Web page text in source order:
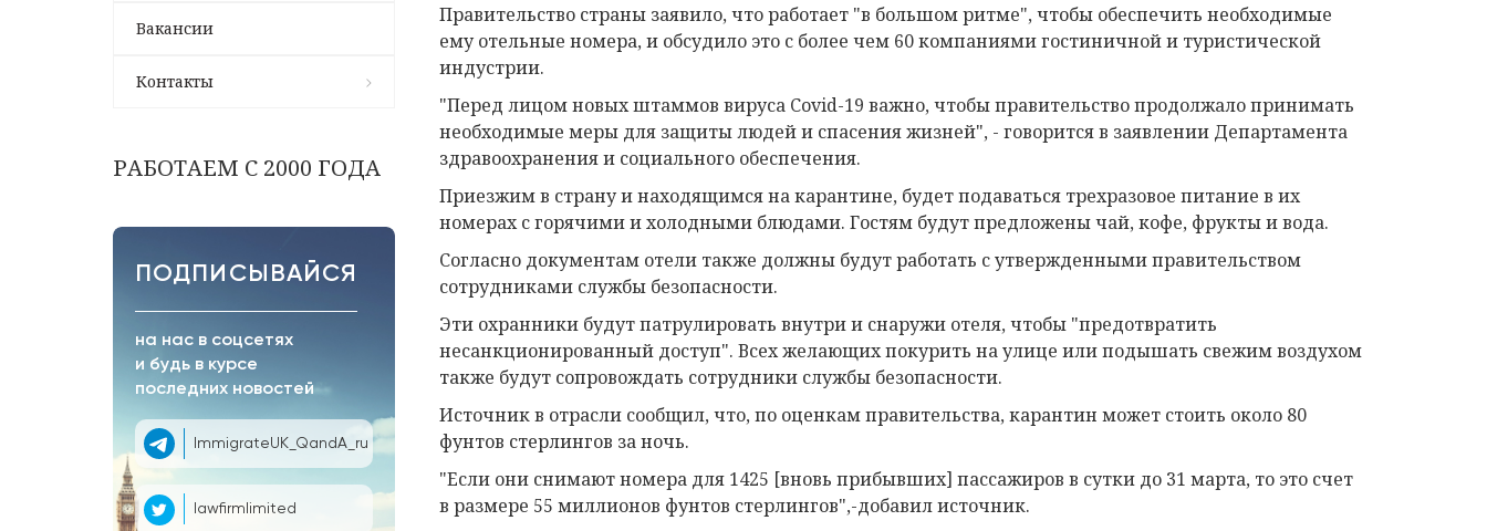
Вакансии
Контакты
РАБОТАЕМ С 2000 ГОДА
ПОДПИСЫВАЙСЯ
на нас в соцсетях
и будь в курсе
последних новостей
ImmigrateUK_QandA_ru
lawfirmlimited
Правительство страны заявило, что работает "в большом ритме", чтобы обеспечить необходимые
ему отельные номера, и обсудило это с более чем 60 компаниями гостиничной и туристической
индустрии.
"Перед лицом новых штаммов вируса Covid-19 важно, чтобы правительство продолжало принимать
необходимые меры для защиты людей и спасения жизней", - говорится в заявлении Департамента
здравоохранения и социального обеспечения.
Приезжим в страну и находящимся на карантине, будет подаваться трехразовое питание в их
номерах с горячими и холодными блюдами. Гостям будут предложены чай, кофе, фрукты и вода.
Согласно документам отели также должны будут работать с утвержденными правительством
сотрудниками службы безопасности.
Эти охранники будут патрулировать внутри и снаружи отеля, чтобы "предотвратить
несанкционированный доступ". Всех желающих покурить на улице или подышать свежим воздухом
также будут сопровождать сотрудники службы безопасности.
Источник в отрасли сообщил, что, по оценкам правительства, карантин может стоить около 80
фунтов стерлингов за ночь.
"Если они снимают номера для 1425 [вновь прибывших] пассажиров в сутки до 31 марта, то это счет
в размере 55 миллионов фунтов стерлингов",-добавил источник.